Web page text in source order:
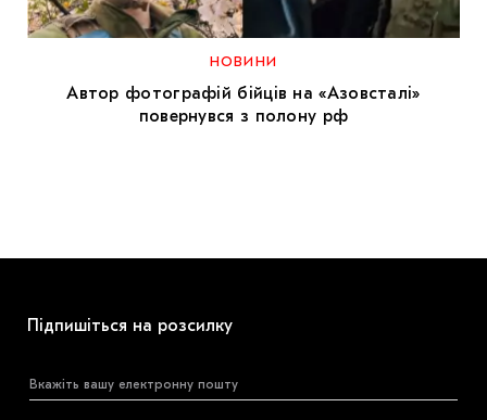
МАРІУПОЛЬСЬКІ МАРГІНАЛІЇ
ДОСЛІДНИЦЬКА ПЛАТФОРМА
ЗАПАЛЕННЯ
НОВИНИ
Автор фотографій бійців на «Азовсталі»
повернувся з полону рф
Підпишіться на розсилку